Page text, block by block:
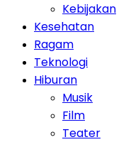
Kebijakan
Kesehatan
Ragam
Teknologi
Hiburan
Musik
Film
Teater